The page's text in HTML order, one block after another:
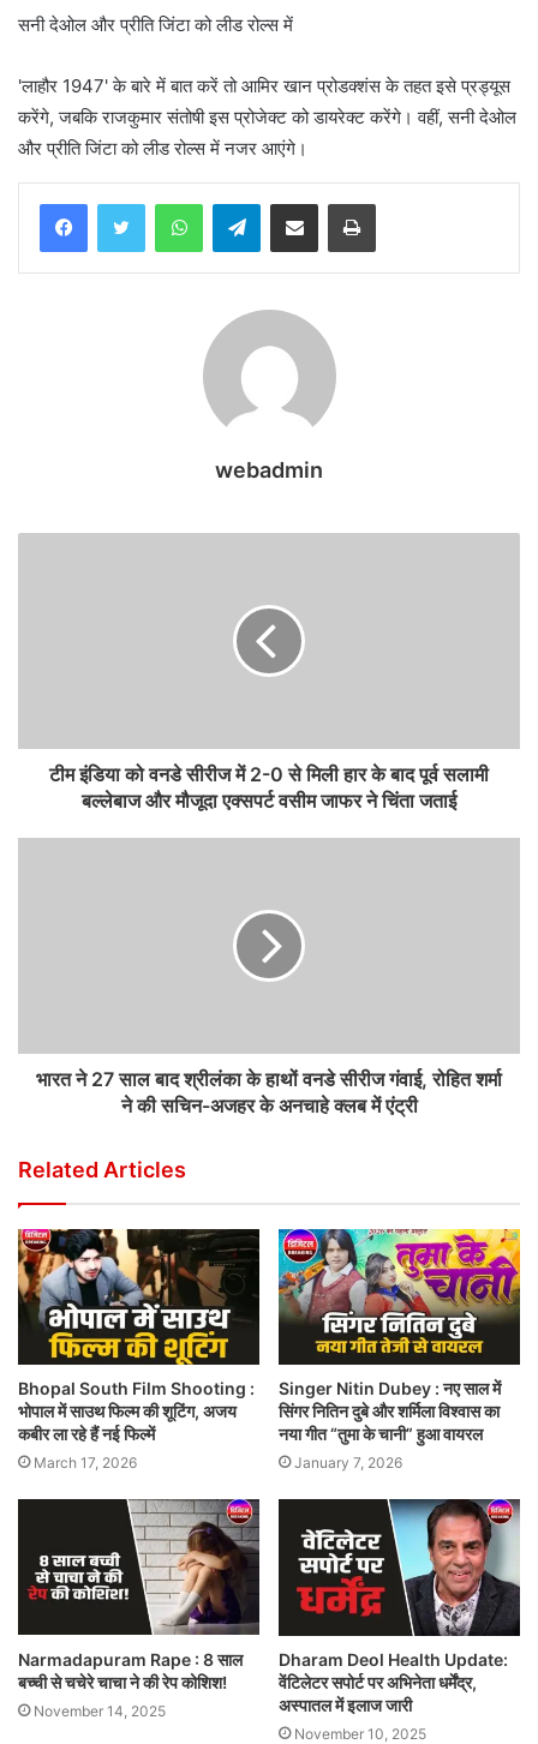
सनी देओल और प्रीति जिंटा को लीड रोल्स में
'लाहौर 1947' के बारे में बात करें तो आमिर खान प्रोडक्शंस के तहत इसे प्रड्यूस
करेंगे, जबकि राजकुमार संतोषी इस प्रोजेक्ट को डायरेक्ट करेंगे। वहीं, सनी देओल
और प्रीति जिंटा को लीड रोल्स में नजर आएंगे।
WhatsAppTelegramShare via Email Print
webadmin
टीम इंडिया को वनडे सीरीज में 2-0 से मिली हार के बाद पूर्व सलामी
बल्लेबाज और मौजूदा एक्सपर्ट वसीम जाफर ने चिंता जताई
भारत ने 27 साल बाद श्रीलंका के हाथों वनडे सीरीज गंवाई, रोहित शर्मा
ने की सचिन-अजहर के अनचाहे क्लब में एंट्री
Related Articles
Bhopal South Film Shooting :
भोपाल में साउथ फिल्म की शूटिंग, अजय
कबीर ला रहे हैं नई फिल्में
March 17, 2026
Singer Nitin Dubey : नए साल में
सिंगर नितिन दुबे और शर्मिला विश्वास का
नया गीत “तुमा के चानी” हुआ वायरल
January 7, 2026
Narmadapuram Rape : 8 साल
बच्ची से चचेरे चाचा ने की रेप कोशिश!
November 14, 2025
Dharam Deol Health Update:
वेंटिलेटर सपोर्ट पर अभिनेता धर्मेंद्र,
अस्पातल में इलाज जारी
November 10, 2025